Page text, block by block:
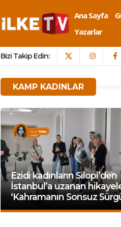
Ana Sayfa
Yazarlar
Bizi Takip Edin:
KAMP KADINLAR
Ezidi kadınların Silopi’den
İstanbul’a uzanan
‘Kahramanın Sonsuz